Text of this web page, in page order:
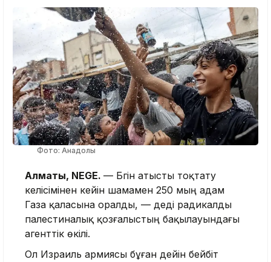
Фото: Анадолы
Алматы, NEGE. — Бүгін атысты тоқтату
келісімінен кейін шамамен 250 мың адам
Газа қаласына оралды, — деді радикалды
палестиналық қозғалыстың бақылауындағы
агенттік өкілі.
Ол Израиль армиясы бұған дейін бейбіт